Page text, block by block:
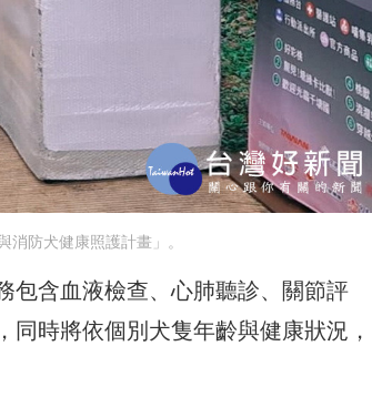
防犬健康照護計畫」。
包含血液檢查、心肺聽診、關節評
時將依個別犬隻年齡與健康狀況，